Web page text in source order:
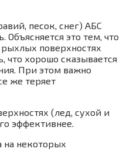
песок, снег) АБС
Объясняется это тем, что
поверхностях
что хорошо сказывается
При этом важно
же теряет
(лед, сухой и
эффективнее.
на некоторых